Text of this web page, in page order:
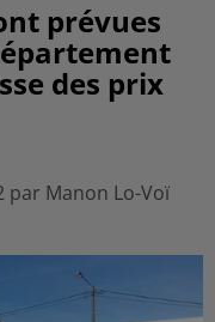
prévues
des prix
par Manon Lo-Voï